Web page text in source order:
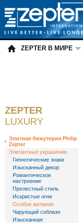
ZEPTER В МИРЕ
ZEPTER
LUXURY
Элитная бижутерия Philip
Zepter
Элегантные украшения
Гипнотические знаки
Изысканный декор
Романтическое
настроение
Прелестный стиль
Искристые огни
Особое желание
Чарующий соблазн
Изысканная